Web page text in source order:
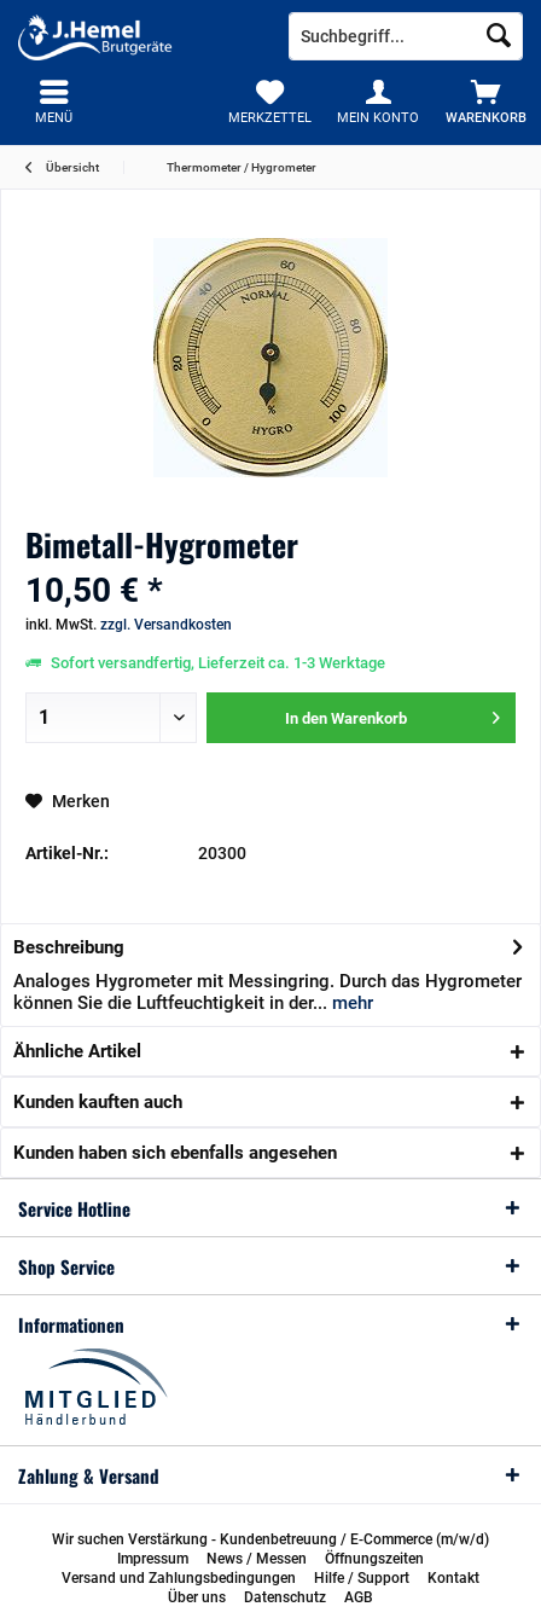
WARENKORB
MERKZETTEL MEIN KONTO
MENÜ
Übersicht Thermometer / Hygrometer
Bimetall-Hygrometer
10,50 € *
inkl. MwSt. zzgl. Versandkosten
Sofort versandfertig, Lieferzeit ca. 1-3 Werktage
In den Warenkorb
Merken
Artikel-Nr.: 20300
Beschreibung
Analoges Hygrometer mit Messingring. Durch das Hygrometer
können Sie die Luftfeuchtigkeit in der... mehr
Ähnliche Artikel
Kunden kauften auch
Kunden haben sich ebenfalls angesehen
Service Hotline
Shop Service
Informationen
Zahlung & Versand
Wir suchen Verstärkung - Kundenbetreuung / E-Commerce (m/w/d)
Impressum
News / Messen
Öffnungszeiten
Versand und Zahlungsbedingungen
Hilfe / Support
Kontakt
Über uns
Datenschutz AGB